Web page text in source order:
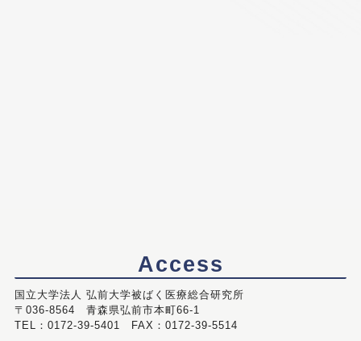
Access
国立大学法人 弘前大学被ばく医療総合研究所
〒036-8564 青森県弘前市本町66-1
TEL：0172-39-5401 FAX：0172-39-5514